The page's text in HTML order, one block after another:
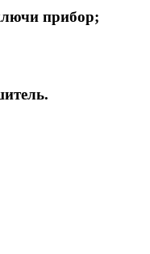
прибор;